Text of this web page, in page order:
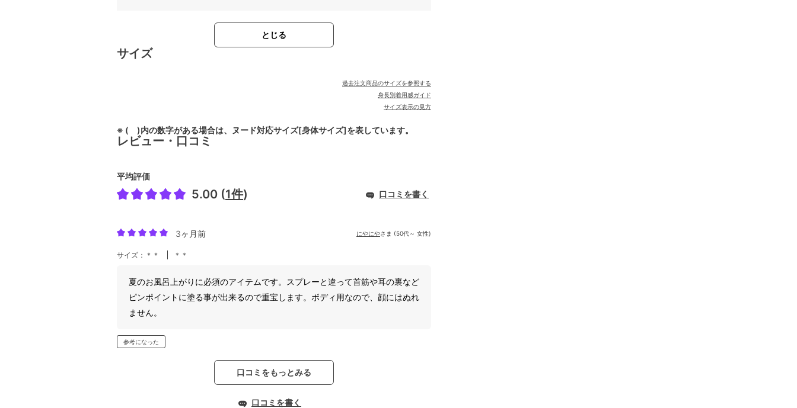
とじる
サイズ
過去注文商品のサイズを参照する
身長別着用感ガイド
サイズ表示の見方
※ ( )内の数字がある場合は、ヌード対応サイズ[身体サイズ]を表しています。
レビュー・口コミ
平均評価
5.00 (1件) 口コミを書く
3ヶ月前 にやにやさま (50代～ 女性)
サイズ：＊＊ ＊＊
夏のお風呂上がりに必須のアイテムです。スプレーと違って首筋や耳の裏など
ピンポイントに塗る事が出来るので重宝します。ボディ用なので、顔にはぬれ
ません。
参考になった
口コミをもっとみる
口コミを書く